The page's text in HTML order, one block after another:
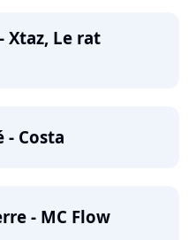
Xtaz, Le rat
- Costa
- MC Flow